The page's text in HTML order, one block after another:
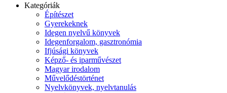
Kategóriák
Építészet
Gyerekeknek
Idegen nyelvű könyvek
Idegenforgalom, gasztronómia
Ifjúsági könyvek
Képző- és iparművészet
Magyar irodalom
Művelődéstörténet
Nyelvkönyvek, nyelvtanulás